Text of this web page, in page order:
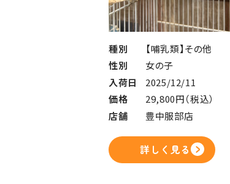
種別
【哺乳類】その他
性別
女の子
入荷日
2025/12/11
価格
29,800円（税込）
店舗
豊中服部店
詳しく見る